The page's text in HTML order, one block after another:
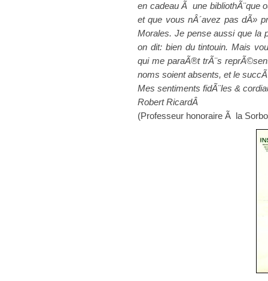
en cadeau Ã une bibliothÃ¨que
et que vous nÂ´avez pas dÃ»
Morales. Je pense aussi que la
on dit: bien du tintouin. Mais
qui me paraÃ®t trÃ¨s
noms soient absents, et le
Mes sentiments fidÃ¨les &
Robert RicardÂ
(Professeur honoraire Ã la